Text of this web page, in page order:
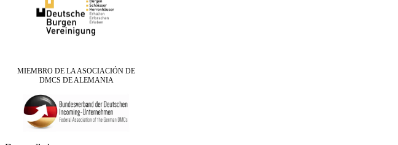
MIEMBRO DE LA ASOCIACIÓN DE
DMCS DE ALEMANIA